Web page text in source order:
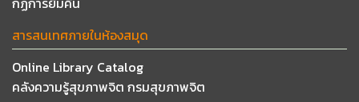
สารสนเทศภายในห้องสมุด
Online Library Catalog
คลังความรู้สุขภาพจิต กรมสุขภาพจิต